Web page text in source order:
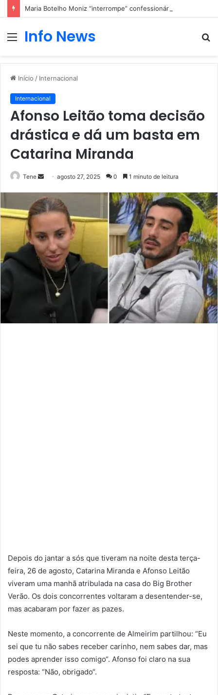
Maria Botelho Moniz “interrompe” confessionário
Menu
Info News
Início / Internacional
Internacional
Afonso Leitão toma decisão
drástica e dá um basta em
Catarina Miranda
Tene
Mande
e-
mail
agosto 27, 2025 0 1 minuto de leitura
Depois do jantar a sós que tiveram na noite desta terça-
feira, 26 de agosto, Catarina Miranda e Afonso Leitão
viveram uma manhã atribulada na casa do Big Brother
Verão. Os dois concorrentes voltaram a desentender-se,
mas acabaram por fazer as pazes.
Neste momento, a concorrente de Almeirim partilhou: “Eu
sei que tu não sabes receber carinho, nem sabes dar, mas
podes aprender isso comigo“. Afonso foi claro na sua
resposta: “Não, obrigado“.